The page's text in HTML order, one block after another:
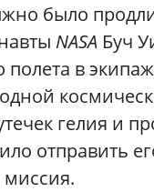
было
NASA Буч
в
гелия и
отправить
миссия.